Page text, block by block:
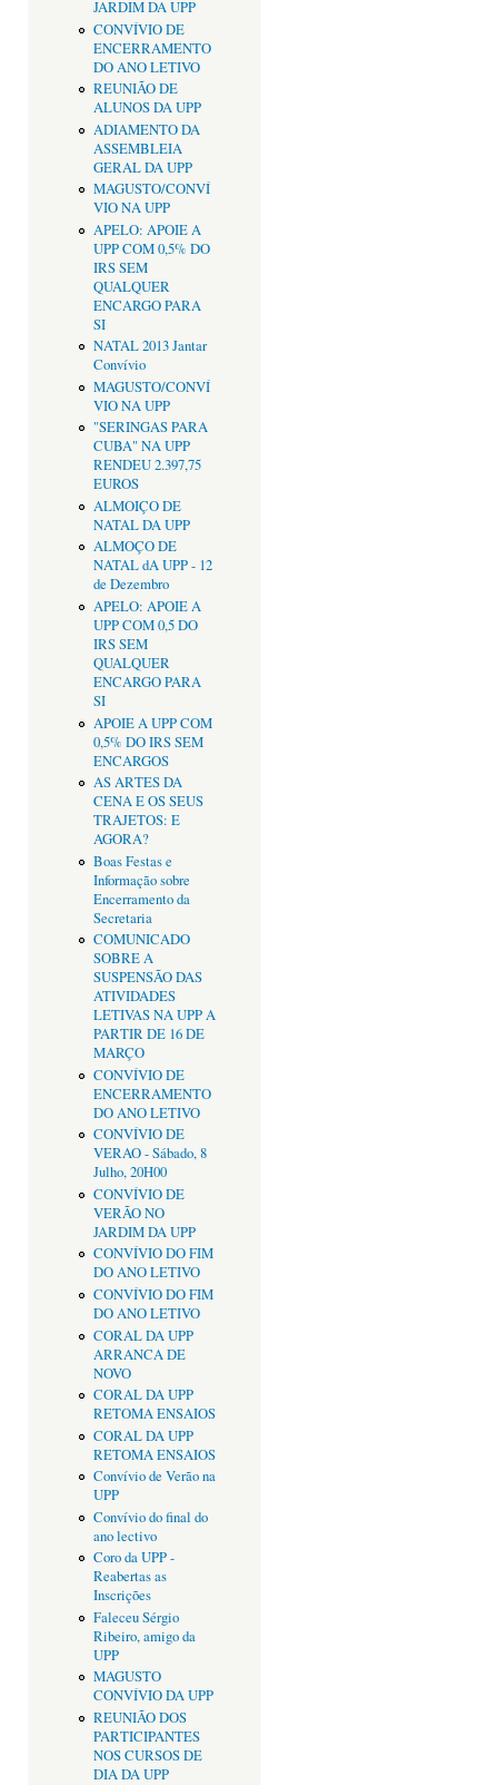
JARDIM DA UPP
CONVÍVIO DE
ENCERRAMENTO
DO ANO LETIVO
REUNIÃO DE
ALUNOS DA UPP
ADIAMENTO DA
ASSEMBLEIA
GERAL DA UPP
MAGUSTO/CONVÍ
VIO NA UPP
APELO: APOIE A
UPP COM 0,5% DO
IRS SEM
QUALQUER
ENCARGO PARA
SI
NATAL 2013 Jantar
Convívio
MAGUSTO/CONVÍ
VIO NA UPP
"SERINGAS PARA
CUBA" NA UPP
RENDEU 2.397,75
EUROS
ALMOIÇO DE
NATAL DA UPP
ALMOÇO DE
NATAL dA UPP - 12
de Dezembro
APELO: APOIE A
UPP COM 0,5 DO
IRS SEM
QUALQUER
ENCARGO PARA
SI
APOIE A UPP COM
0,5% DO IRS SEM
ENCARGOS
AS ARTES DA
CENA E OS SEUS
TRAJETOS: E
AGORA?
Boas Festas e
Informação sobre
Encerramento da
Secretaria
COMUNICADO
SOBRE A
SUSPENSÃO DAS
ATIVIDADES
LETIVAS NA UPP A
PARTIR DE 16 DE
MARÇO
CONVÍVIO DE
ENCERRAMENTO
DO ANO LETIVO
CONVÍVIO DE
VERAO - Sábado, 8
Julho, 20H00
CONVÍVIO DE
VERÃO NO
JARDIM DA UPP
CONVÍVIO DO FIM
DO ANO LETIVO
CONVÍVIO DO FIM
DO ANO LETIVO
CORAL DA UPP
ARRANCA DE
NOVO
CORAL DA UPP
RETOMA ENSAIOS
CORAL DA UPP
RETOMA ENSAIOS
Convívio de Verão na
UPP
Convívio do final do
ano lectivo
Coro da UPP -
Reabertas as
Inscrições
Faleceu Sérgio
Ribeiro, amigo da
UPP
MAGUSTO
CONVÍVIO DA UPP
REUNIÃO DOS
PARTICIPANTES
NOS CURSOS DE
DIA DA UPP